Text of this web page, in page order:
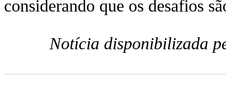
considerando que os desafios
Notícia disponibilizada